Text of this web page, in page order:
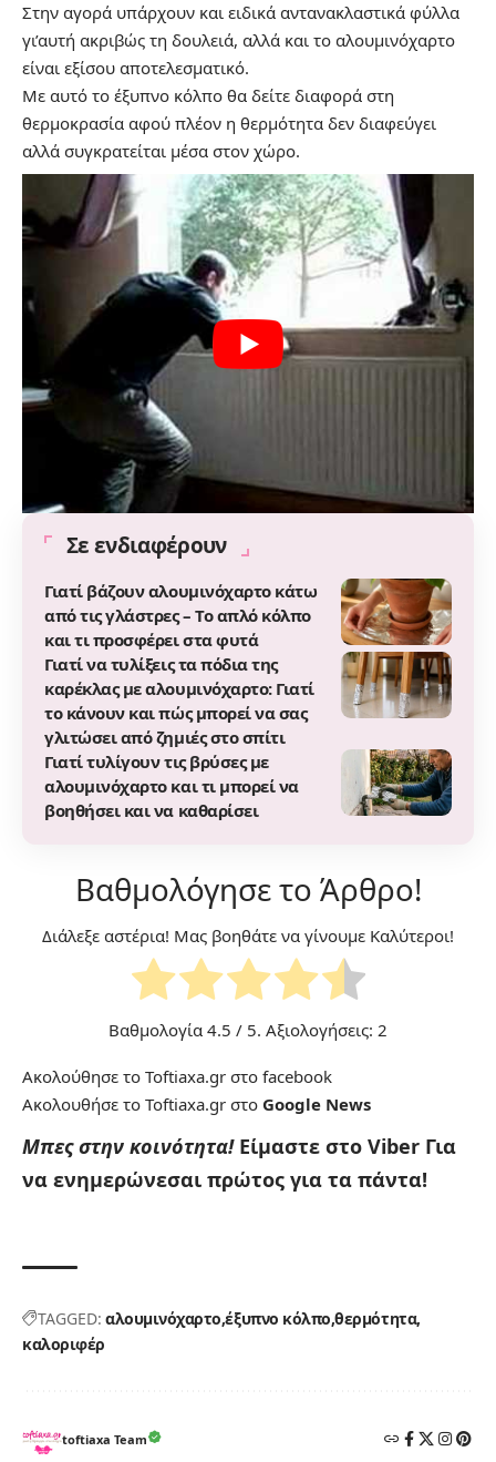
Στην αγορά υπάρχουν και ειδικά αντανακλαστικά φύλλα
γι’αυτή ακριβώς τη δουλειά, αλλά και το αλουμινόχαρτο
είναι εξίσου αποτελεσματικό.
Με αυτό το έξυπνο κόλπο θα δείτε διαφορά στη
θερμοκρασία αφού πλέον η θερμότητα δεν διαφεύγει
αλλά συγκρατείται μέσα στον χώρο.
Σε ενδιαφέρουν
Γιατί βάζουν αλουμινόχαρτο κάτω
από τις γλάστρες – Το απλό κόλπο
και τι προσφέρει στα φυτά
Γιατί να τυλίξεις τα πόδια της
καρέκλας με αλουμινόχαρτο: Γιατί
το κάνουν και πώς μπορεί να σας
γλιτώσει από ζημιές στο σπίτι
Γιατί τυλίγουν τις βρύσες με
αλουμινόχαρτο και τι μπορεί να
βοηθήσει και να καθαρίσει
Βαθμολόγησε το Άρθρο!
Διάλεξε αστέρια! Μας βοηθάτε να γίνουμε Καλύτεροι!
Βαθμολογία 4.5 / 5. Αξιολογήσεις: 2
Ακολούθησε το Toftiaxa.gr στο facebook
Ακολουθήσε το Toftiaxa.gr στο Google News
Μπες στην κοινότητα! Είμαστε στο Viber Για
να ενημερώνεσαι πρώτος για τα πάντα!
TAGGED: αλουμινόχαρτο έξυπνο κόλπο θερμότητα
καλοριφέρ
toftiaxa Team